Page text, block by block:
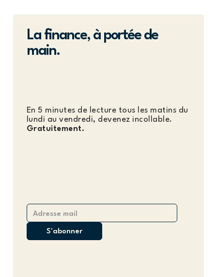
La finance, à portée de
main.
En 5 minutes de lecture tous les matins du
lundi au vendredi, devenez incollable.
Gratuitement.